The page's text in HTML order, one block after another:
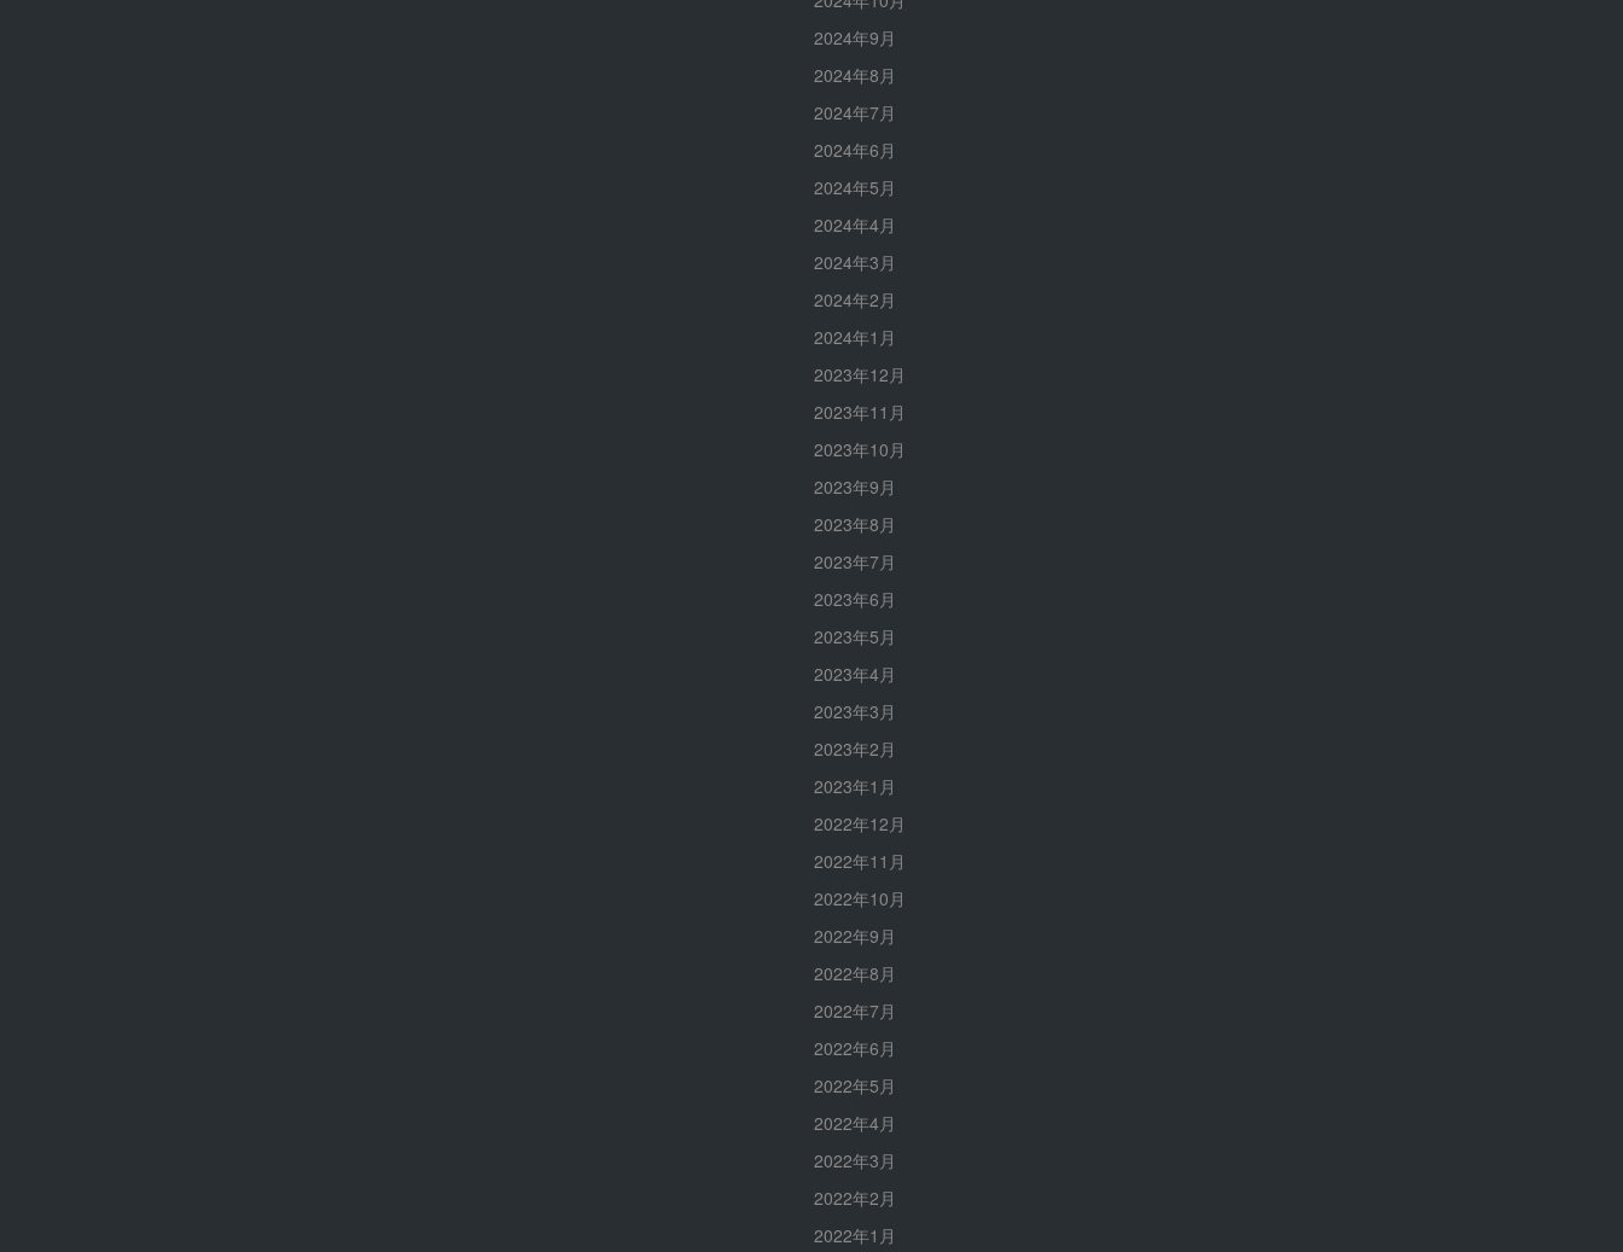
2024年9月
2024年8月
2024年7月
2024年6月
2024年5月
2024年4月
2024年3月
2024年2月
2024年1月
2023年12月
2023年11月
2023年10月
2023年9月
2023年8月
2023年7月
2023年6月
2023年5月
2023年4月
2023年3月
2023年2月
2023年1月
2022年12月
2022年11月
2022年10月
2022年9月
2022年8月
2022年7月
2022年6月
2022年5月
2022年4月
2022年3月
2022年2月
2022年1月